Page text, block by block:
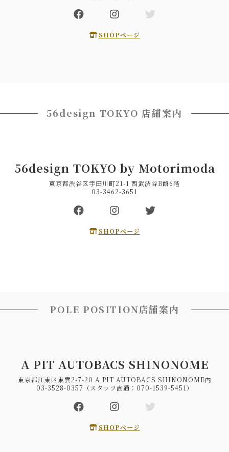
SHOPページ
56design TOKYO 店舗案内
56design TOKYO by Motorimoda
東京都渋谷区宇田川町21-1 西武渋谷B館6階
03-3462-3651
SHOPページ
POLE POSITION店舗案内
A PIT AUTOBACS SHINONOME
東京都江東区東雲2-7-20 A PIT AUTOBACS SHINONOME内
03-3528-0357（スタッフ直通：070-1539-5451）
SHOPページ